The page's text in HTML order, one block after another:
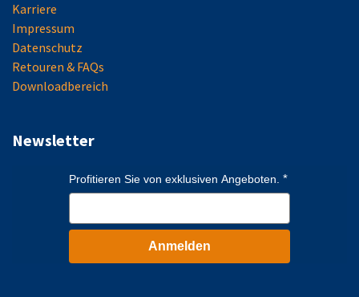
Karriere
Impressum
Datenschutz
Retouren & FAQs
Downloadbereich
Newsletter
Profitieren Sie von exklusiven Angeboten.
Anmelden